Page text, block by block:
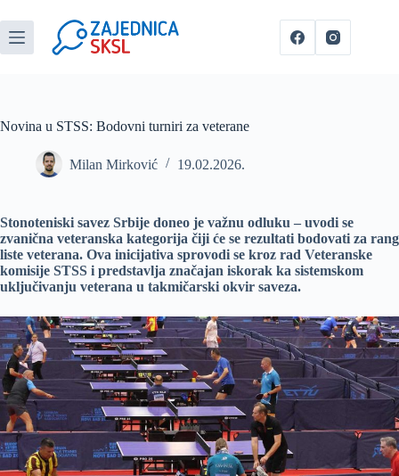
Novina u STSS: Bodovni turniri za veterane
Milan Mirković 19.02.2026.
Stonoteniski savez Srbije doneo je važnu odluku – uvodi se
zvanična veteranska kategorija čiji će se rezultati bodovati za rang
liste veterana. Ova inicijativa sprovodi se kroz rad Veteranske
komisije STSS i predstavlja značajan iskorak ka sistemskom
uključivanju veterana u takmičarski okvir saveza.